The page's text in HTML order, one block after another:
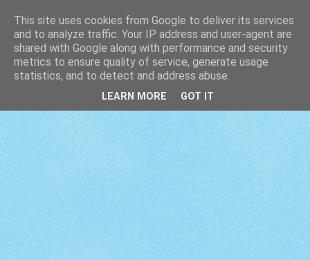
This site uses cookies from Google to deliver its services
and to analyze traffic. Your IP address and user-agent are
shared with Google along with performance and security
metrics to ensure quality of service, generate usage
statistics, and to detect and address abuse.
LEARN MORE GOT IT